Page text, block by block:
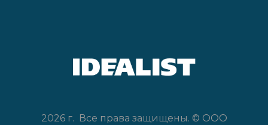
2026 г. Все права защищены. © ООО